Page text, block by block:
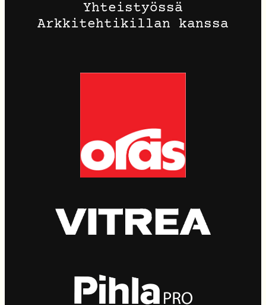
Yhteistyössä
Arkkitehtikillan kanssa